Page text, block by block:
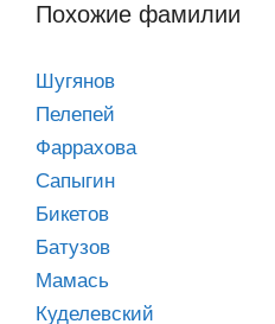
Похожие фамилии
Шугянов
Пелепей
Фаррахова
Сапыгин
Бикетов
Батузов
Мамась
Куделевский